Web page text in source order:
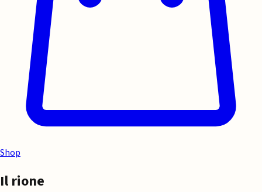
Shop
Il rione